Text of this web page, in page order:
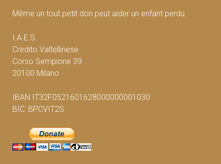
Même un tout petit don peut aider un enfant perdu.
I.A.E.S.
Credito Valtellinese
Corso Sempione 39
20100 Milano
IBAN IT32F0521601628000000001030
BIC: BPCVIT2S